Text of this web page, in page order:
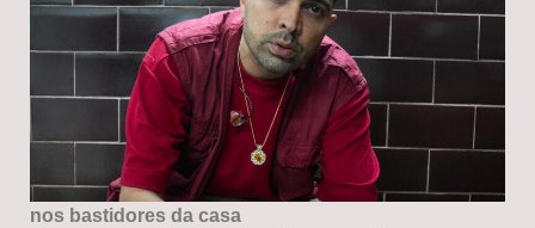
nos bastidores da casa